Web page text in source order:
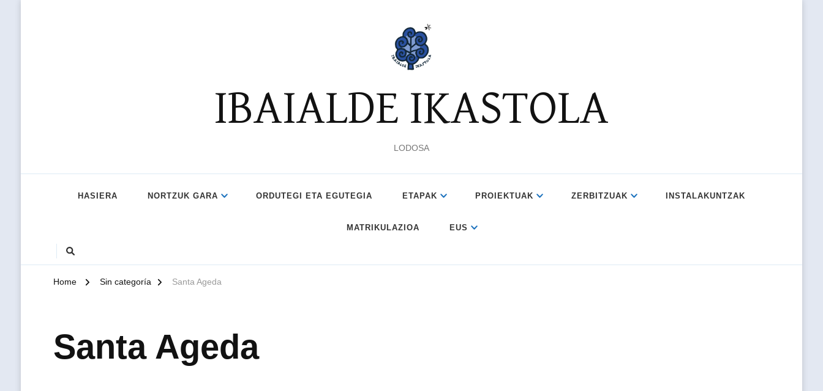
IBAIALDE IKASTOLA
LODOSA
HASIERA NORTZUK GARA ORDUTEGI ETA EGUTEGIA ETAPAK PROIEKTUAK ZERBITZUAK INSTALAKUNTZAK
MATRIKULAZIOA EUS
Home Sin categoría Santa Ageda
Santa Ageda